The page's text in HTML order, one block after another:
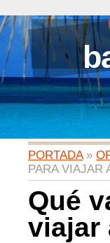
PORTADA»
PARA VIAJAR
Qué
viajar